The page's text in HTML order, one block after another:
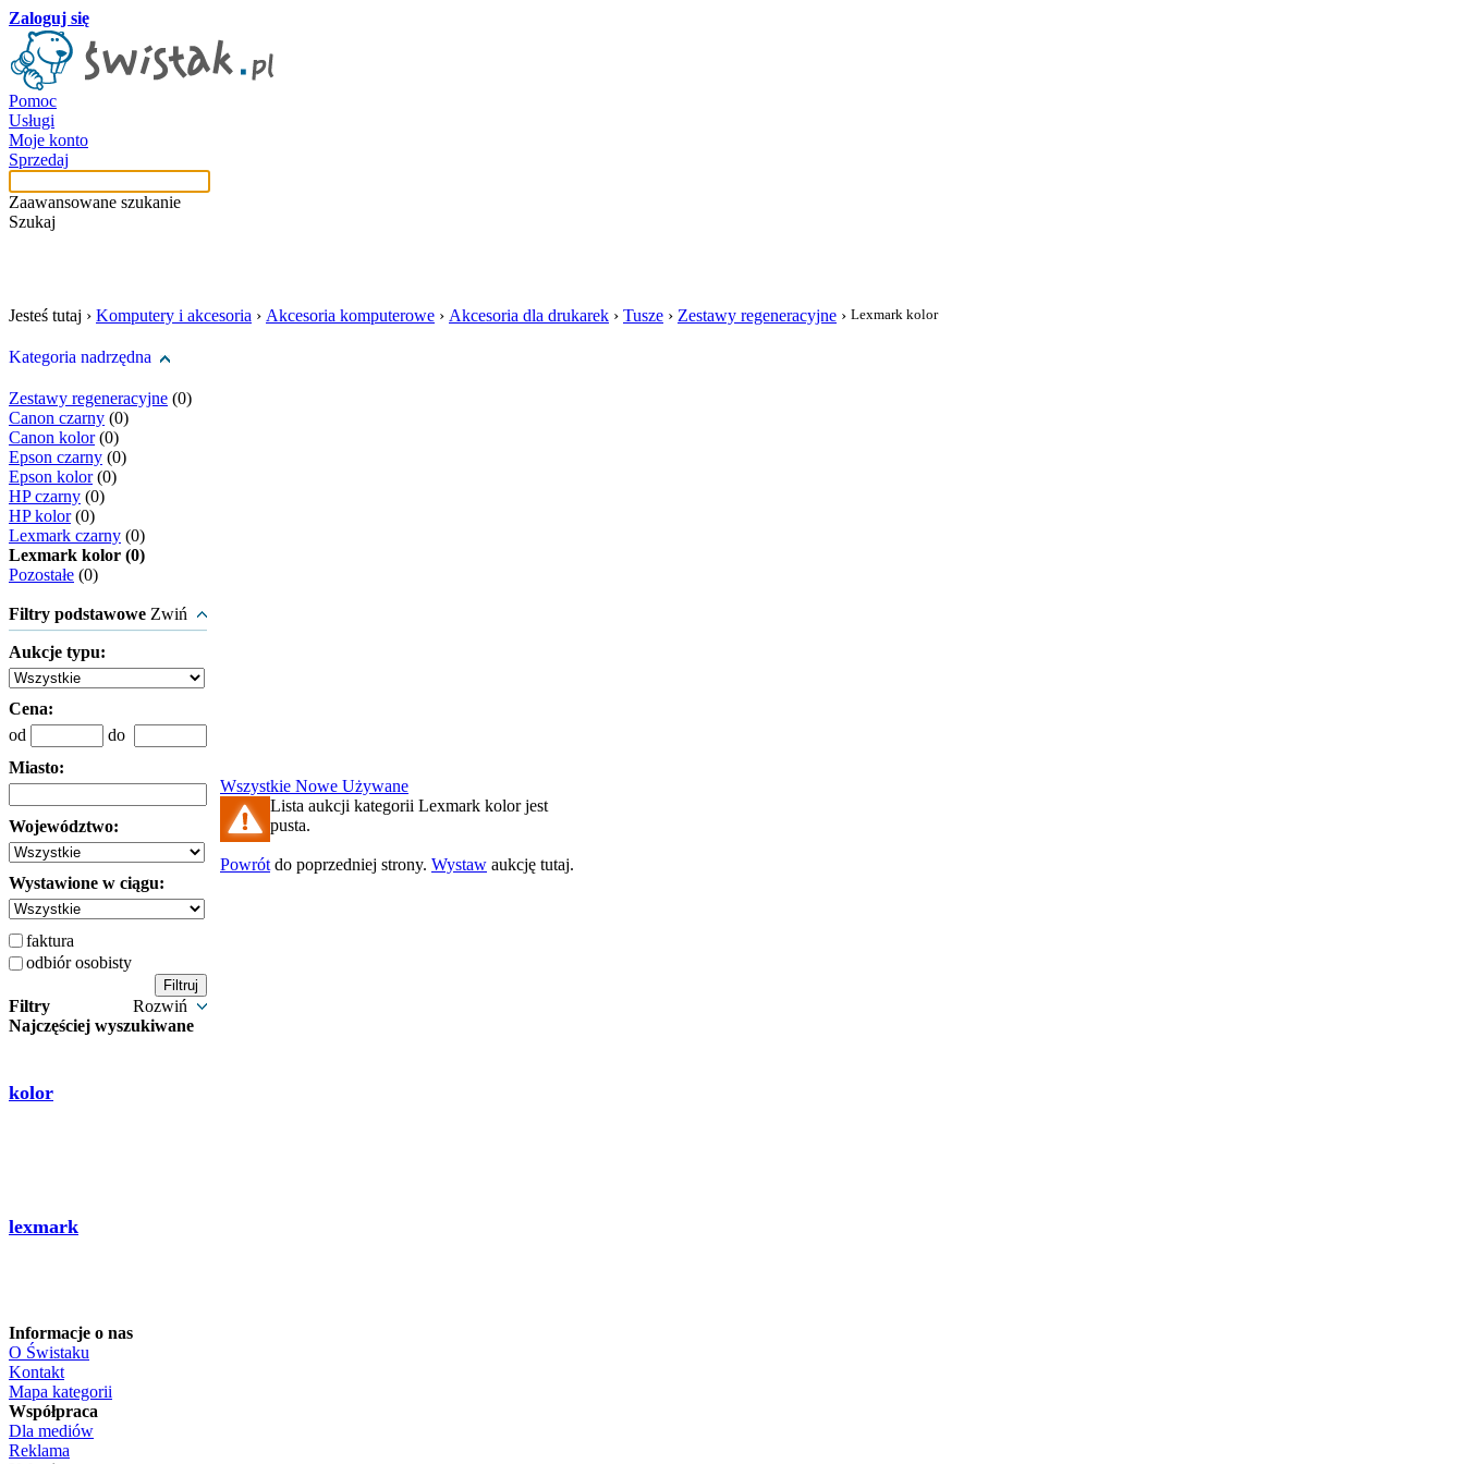
Zaloguj się
Pomoc
Usługi
Moje konto
Sprzedaj
Zaawansowane szukanie
Szukaj
Jesteś tutaj › Komputery i akcesoria › Akcesoria komputerowe › Akcesoria dla drukarek › Tusze › Zestawy regeneracyjne › Lexmark kolor
Kategoria nadrzędna
Zestawy regeneracyjne (0)
Canon czarny (0)
Canon kolor(0)
Epson czarny (0)
Epson kolor(0)
HP czarny (0)
HP kolor(0)
Lexmark czarny (0)
Lexmark kolor (0)
Pozostałe (0)
Filtry podstawowe Zwiń
Aukcje typu:
Cena:
od
do
Miasto:
Województwo:
Wystawione w ciągu:
faktura
odbiór osobisty
Filtry
Rozwiń
Najczęściej wyszukiwane
kolor
lexmark
Wszystkie Nowe Używane
Lista aukcji kategorii Lexmark kolor jest
pusta.
Powrót do poprzedniej strony. Wystaw aukcję tutaj.
Informacje o nas
O Świstaku
Kontakt
Mapa kategorii
Współpraca
Dla mediów
Reklama